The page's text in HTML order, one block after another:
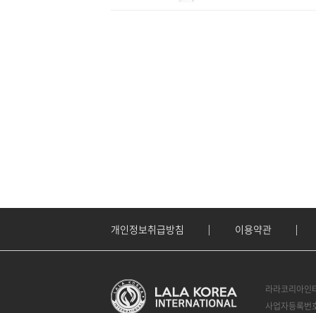
개인정보취급방침 이용약관
라라코리아인
사업자등록